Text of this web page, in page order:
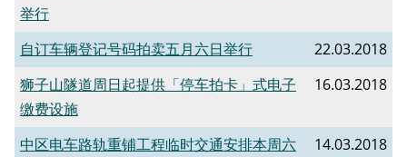
举行
自订车辆登记号码拍卖五月六日举行
22.03.2018
狮子山隧道周日起提供「停车拍卡」式电子
缴费设施
16.03.2018
中区电车路轨重铺工程临时交通安排本周六
14.03.2018